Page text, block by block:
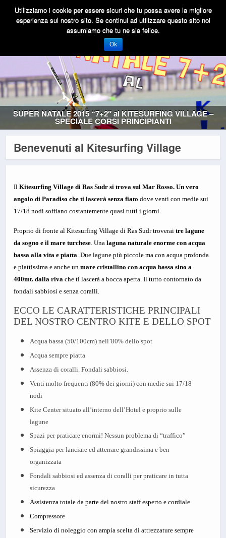
SUPER NATALE 2015 “7+2″ al KITESURFING VILLAGE –
SPECIALE CORSI PRINCIPIANTI
Benevenuti al Kitesurfing Village
Il Kitesurfing Village di Ras Sudr si trova sul Mar Rosso. Un vero
angolo di Paradiso che ti lascerà senza fiato dove venti con medie sui
17/18 nodi soffiano costantemente quasi tutti i giorni.
Proprio di fronte al Kitesurfing Village di Ras Sudr troverai tre lagune
da sogno e il mare turchese. Una laguna naturale enorme con acqua
bassa alla vita e piatta. Due lagune più piccole ma con acqua profonda
e piattissima e anche un mare cristallino con acqua bassa sino a
400mt. dalla riva che ti lascerà a bocca aperta. Il tutto contornato da
fondali sabbiosi e senza coralli.
ECCO LE CARATTERISTICHE PRINCIPALI
DEL NOSTRO CENTRO KITE E DELLO SPOT
Acqua bassa (50/100cm) nell’80% dello spot
Acqua sempre piatta
Assenza di coralli. Fondali sabbiosi.
Venti molto frequenti (80% dei giorni) con medie sui 17/18
nodi
Kite Center situato all’interno dell’Hotel e proprio sulle
lagune
Spazi per praticare enormi! Nessun problema di “traffico”
Spiaggia per lanciare ed atterrare grandissima e ben
organizzata
Fondali sabbiosi ed assenza di coralli per praticare in tutta
sicurezza
Assistenza totale da parte del nostro staff esperto e cordiale
Compressore
Servizio di noleggio con ampia scelta di attrezzature sempre
Utilizziamo i cookie per essere sicuri che tu possa avere la migliore
esperienza sul nostro sito. Se continui ad utilizzare questo sito noi
assumiamo che tu ne sia felice.
Ok